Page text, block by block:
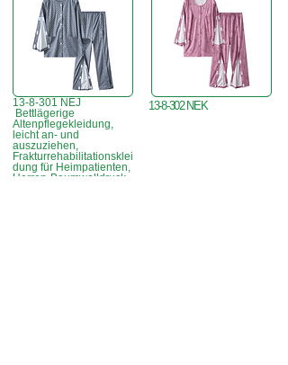
13-8-301 NEJ
Bettlägerige
Altenpflegekleidung,
leicht an- und
auszuziehen,
Frakturrehabilitationsklei
dung für Heimpatienten,
Herren-Baumwolldruck
13-8-302 NEK